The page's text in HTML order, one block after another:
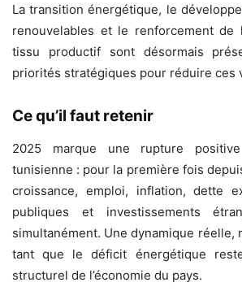
La transition énergétique, le
renouvelables et le renforcement de
tissu productif sont désormais
priorités stratégiques pour réduire ces
Ce qu’il faut retenir
2025 marque une rupture positive
tunisienne : pour la première fois
croissance, emploi, inflation, dette
publiques et investissements
simultanément. Une dynamique réelle,
tant que le déficit énergétique
structurel de l’économie du pays.